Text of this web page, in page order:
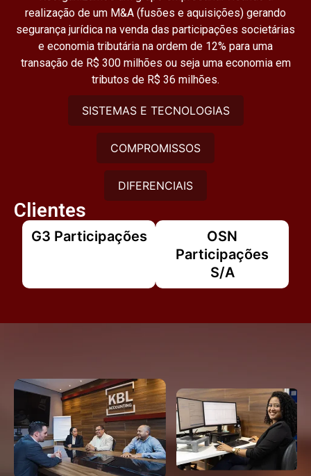
SISTEMAS E TECNOLOGIAS
COMPROMISSOS
DIFERENCIAIS
realização de um M&A (fusões e aquisições) gerando
segurança jurídica na venda das participações societárias
e economia tributária na ordem de 12% para uma
transação de R$ 300 milhões ou seja uma economia em
tributos de R$ 36 milhões.
Clientes
G3 Participações
OSN
Participações
S/A